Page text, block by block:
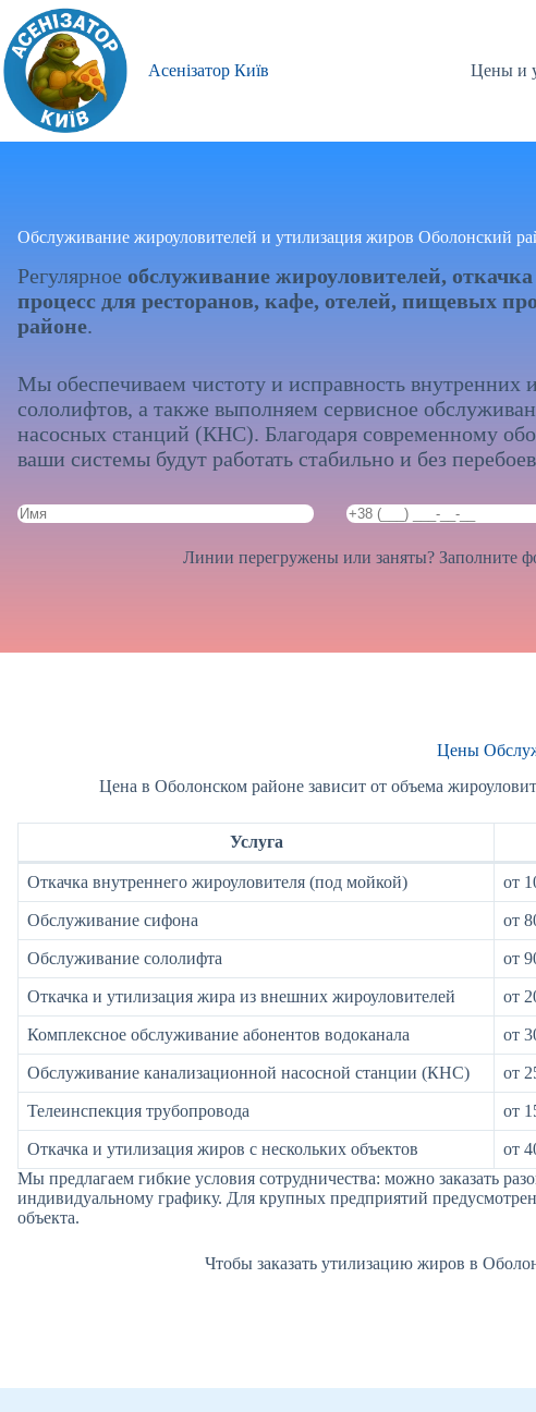
Перейти
сути
Асенізатор Київ
Цены и
Обслуживание жироуловителей и утилизация жиров Оболонский
Регулярное обслуживание жироуловителей,
процесс для ресторанов, кафе, отелей, пищевых
районе.
Мы обеспечиваем чистоту и исправность
сололифтов, а также выполняем сервисное
насосных станций (КНС). Благодаря современному
ваши системы будут работать стабильно и без
Линии перегружены или заняты? Заполните
Цены
Цена в Оболонском районе зависит от объема
Услуга
Откачка внутреннего жироуловителя (под мойкой) от
Обслуживание сифона от
Обслуживание сололифта от
Откачка и утилизация жира из внешних жироуловителей от
Комплексное обслуживание абонентов водоканала от
Обслуживание канализационной насосной станции (КНС) от
Телеинспекция трубопровода от
Откачка и утилизация жиров с нескольких объектов от
Мы предлагаем гибкие условия сотрудничества: можно заказать
индивидуальному графику. Для крупных предприятий
объекта.
Чтобы заказать утилизацию жиров в